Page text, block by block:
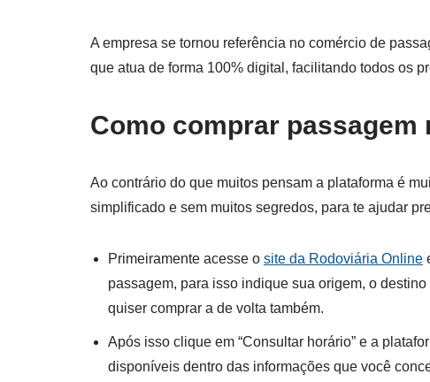
A empresa se tornou referência no comércio de
que atua de forma 100% digital, facilitando todos os
Como comprar passagem
Ao contrário do que muitos pensam a plataforma é
simplificado e sem muitos segredos, para te ajudar
Primeiramente acesse o site da Rodoviária Online
passagem, para isso indique sua origem, o
quiser comprar a de volta também.
Após isso clique em “Consultar horário” e a
disponíveis dentro das informações que você